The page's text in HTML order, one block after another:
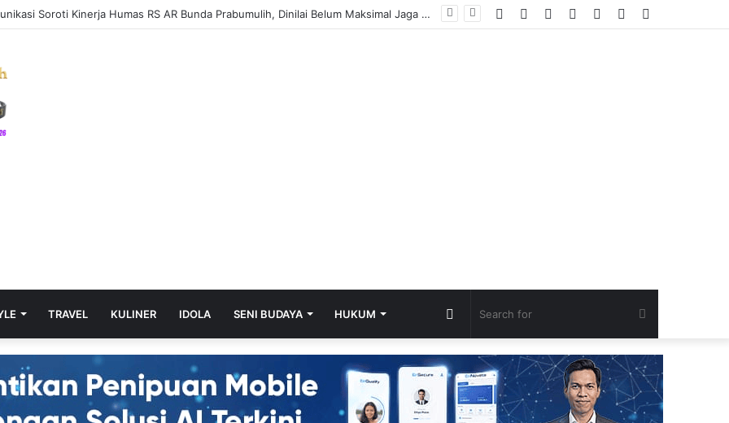
Pengamat Komunikasi Soroti Kinerja Humas RS AR Bunda Prabumulih, Dinilai Belum Maksimal Jaga Reputasi
Random
Log
TikTok
Instagram
YouTube
Facebook
TRAVEL KULINER IDOLA SENI BUDAYA HUKUM Search
for
Random
Article